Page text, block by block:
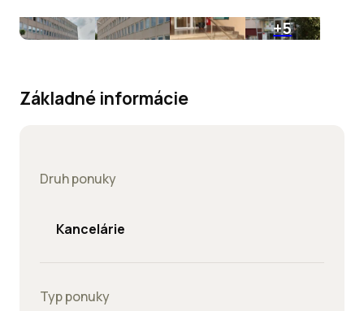
+5
Základné informácie
Druh ponuky
Kancelárie
Typ ponuky